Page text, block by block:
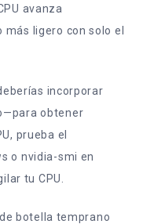
avanza
ligero con solo el
incorporar
obtener
prueba el
o nvidia-smi en
tu CPU.
botella temprano